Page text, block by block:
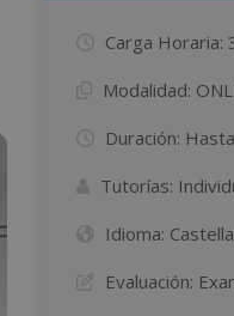
Carga Horaria:
Modalidad:
Duración:
Tutorías:
Idioma:
Evaluación: